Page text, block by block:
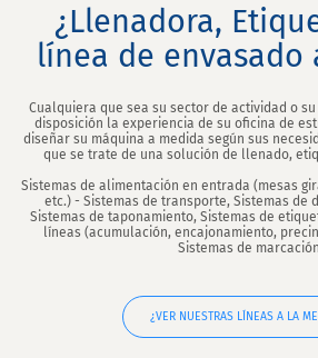
¿Llenadora,
línea de envasado
Cualquiera que sea su sector de actividad o su
disposición la experiencia de su oficina de
diseñar su máquina a medida según sus
que se trate de una solución de llenado,
Sistemas de alimentación en entrada (mesas
etc.) - Sistemas de transporte, Sistemas de
Sistemas de taponamiento, Sistemas de
líneas (acumulación, encajonamiento,
Sistemas de marcación
¿VER NUESTRAS LÍNEAS A LA